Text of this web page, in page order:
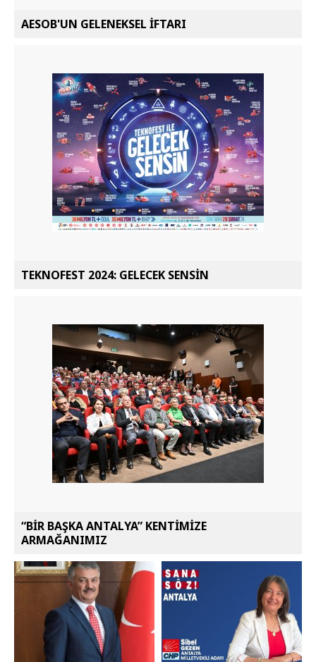
AESOB'UN GELENEKSEL İFTARI
TEKNOFEST 2024: GELECEK SENSİN
“BİR BAŞKA ANTALYA” KENTİMİZE
ARMAĞANIMIZ